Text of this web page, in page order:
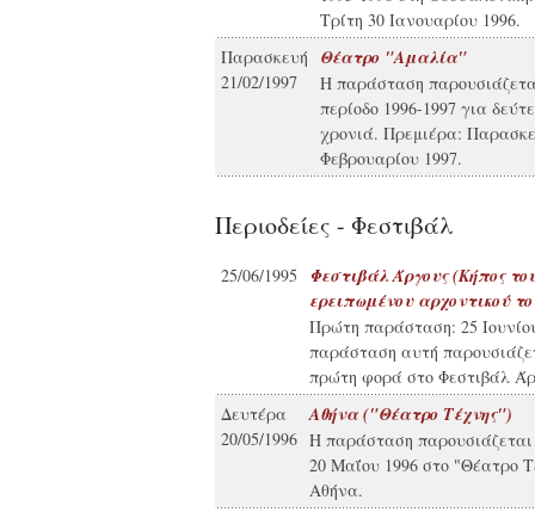
Τρίτη 30 Ιανουαρίου 1996.
Παρασκευή
21/02/1997
Θέατρο "Αμαλία"
Η παράσταση
περίοδο 1996-1997 για
χρονιά. Πρεμιέρα:
Φεβρουαρίου 1997.
Περιοδείες - Φεστιβάλ
25/06/1995
Φεστιβάλ Άργους (Κήπος
ερειπωμένου αρχοντικού
Πρώτη παράσταση: 25
παράσταση αυτή
πρώτη φορά στο Φεστιβάλ
Δευτέρα
20/05/1996
Αθήνα ("Θέατρο Τέχνης")
Η παράσταση
20 Μαΐου 1996 στο "Θέατρο
Αθήνα.